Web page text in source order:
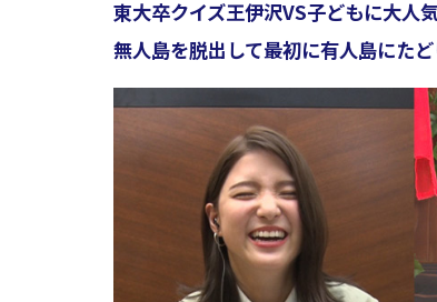
東大卒クイズ王伊沢VS子どもに大人
無人島を脱出して最初に有人島にた